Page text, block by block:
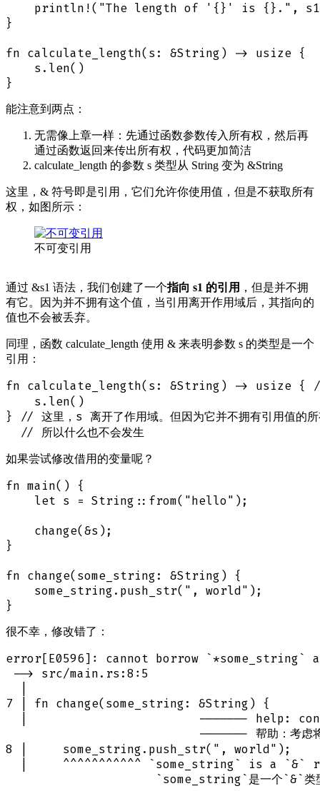
println!("The length of '{}' is {}.",
}
fn calculate_length(s: &String) -> usize {
    s.len()
能注意到两点：
无需像上章一样：先通过函数参数传入所有权，然后再
通过函数返回来传出所有权，代码更加简洁
calculate_length 的参数 s 类型从 String 变为 &String
这里，& 符号即是引用，它们允许你使用值，但是不获取所有
权，如图所示：
不可变引用
通过 &s1 语法，我们创建了一个指向 s1 的引用 ，但是并不拥
有它。因为并不拥有这个值，当引用离开作用域后，其指向的
值也不会被丢弃。
同理，函数 calculate_length 使用 & 来表明参数 s 的类型是一个
引用：
fn calculate_length(s: &String) -> usize { //
    s.len()
} // 这里，s 离开了作用域。但因为它并不拥有引用值的所
如果尝试修改借用的变量呢？
fn main() {
    let s = String::from("hello");
    change(&s);
}
fn change(some_string: &String) {
    some_string.push_str(", world");
很不幸，修改错了：
error[E0596]: cannot borrow
--> src/main.rs:8:5
7 | fn change(some_string: &String) {
|                        ------- help:
------- 帮助：考虑
8 |     some_string.push_str(", world");
|     ^^^^^^^^^^^ `some_string` is a `&`